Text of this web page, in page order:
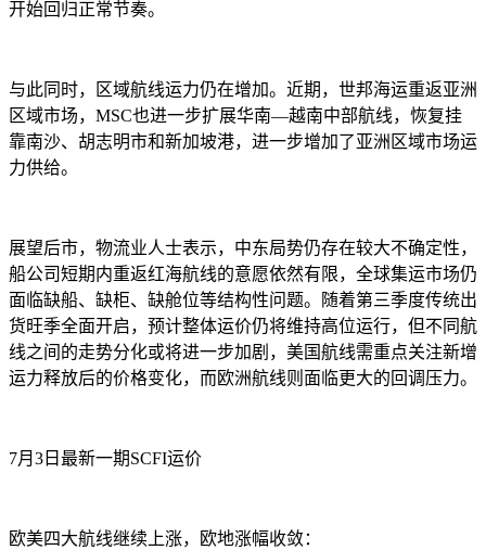
开始回归正常节奏。
与此同时，区域航线运力仍在增加。近期，世邦海运重返亚洲
区域市场，MSC也进一步扩展华南—越南中部航线，恢复挂
靠南沙、胡志明市和新加坡港，进一步增加了亚洲区域市场运
力供给。
展望后市，物流业人士表示，中东局势仍存在较大不确定性，
船公司短期内重返红海航线的意愿依然有限，全球集运市场仍
面临缺船、缺柜、缺舱位等结构性问题。随着第三季度传统出
货旺季全面开启，预计整体运价仍将维持高位运行，但不同航
线之间的走势分化或将进一步加剧，美国航线需重点关注新增
运力释放后的价格变化，而欧洲航线则面临更大的回调压力。
7月3日最新一期SCFI运价
欧美四大航线继续上涨，欧地涨幅收敛：